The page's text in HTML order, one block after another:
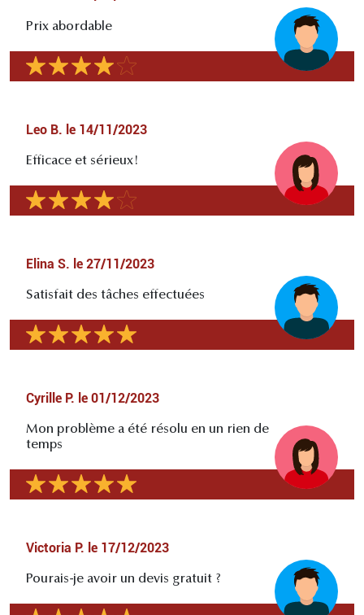
Prix abordable
Leo B. le 14/11/2023
Efficace et sérieux!
Elina S. le 27/11/2023
Satisfait des tâches effectuées
Cyrille P. le 01/12/2023
Mon problème a été résolu en un rien de
temps
Victoria P. le 17/12/2023
Pourais-je avoir un devis gratuit ?